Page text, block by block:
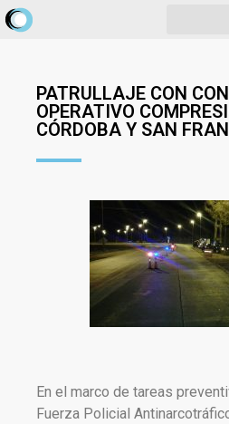
PATRULLAJE CON
OPERATIVO
CÓRDOBA Y SAN
En el marco de tareas
Fuerza Policial